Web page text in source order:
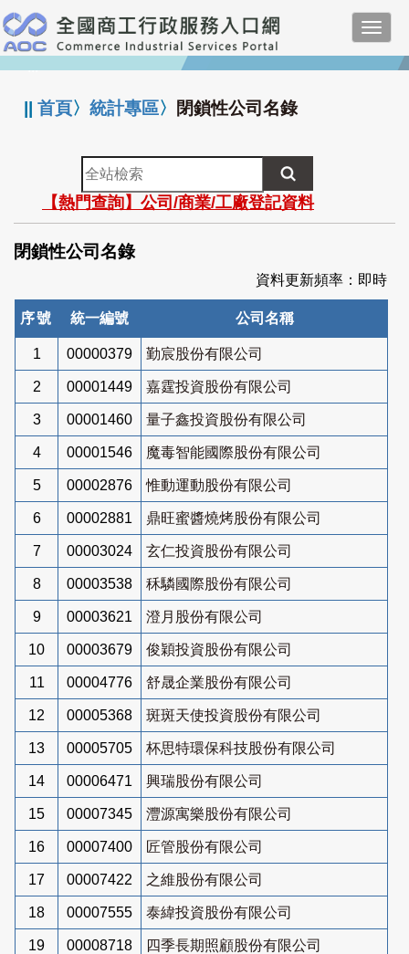
跳
到
主
要
:::
||首頁〉統計專區〉 閉鎖性公司名錄
全
站
檢
索
【熱門查詢】公司/商業/工廠登記資料
閉鎖性公司名錄
資料更新頻率：即時
序號 統一編號 公司名稱
1 00000379 勤宸股份有限公司
2 00001449 嘉霆投資股份有限公司
3 00001460 量子鑫投資股份有限公司
4 00001546 魔毒智能國際股份有限公司
5 00002876 惟動運動股份有限公司
6 00002881 鼎旺蜜醬燒烤股份有限公司
7 00003024 玄仁投資股份有限公司
8 00003538 秝驎國際股份有限公司
9 00003621 澄月股份有限公司
10 00003679 俊穎投資股份有限公司
11 00004776 舒晟企業股份有限公司
12 00005368 斑斑天使投資股份有限公司
13 00005705 杯思特環保科技股份有限公司
14 00006471 興瑞股份有限公司
15 00007345 灃源寓樂股份有限公司
16 00007400 匠管股份有限公司
17 00007422 之維股份有限公司
18 00007555 泰緯投資股份有限公司
19 00008718 四季長期照顧股份有限公司